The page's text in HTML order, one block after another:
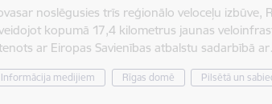
noslēgusies trīs reģionālo veloceļu izbūve,
kopumā 17,4 kilometrus jaunas
ar Eiropas Savienības atbalstu sadarbībā
Informācija medijiem Rīgas domē Pilsētā un